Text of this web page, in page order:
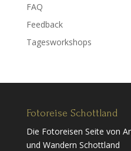
FAQ
Feedback
Tagesworkshops
Fotoreise Schottland
Die Fotoreisen Seite von
und Wandern Schottland